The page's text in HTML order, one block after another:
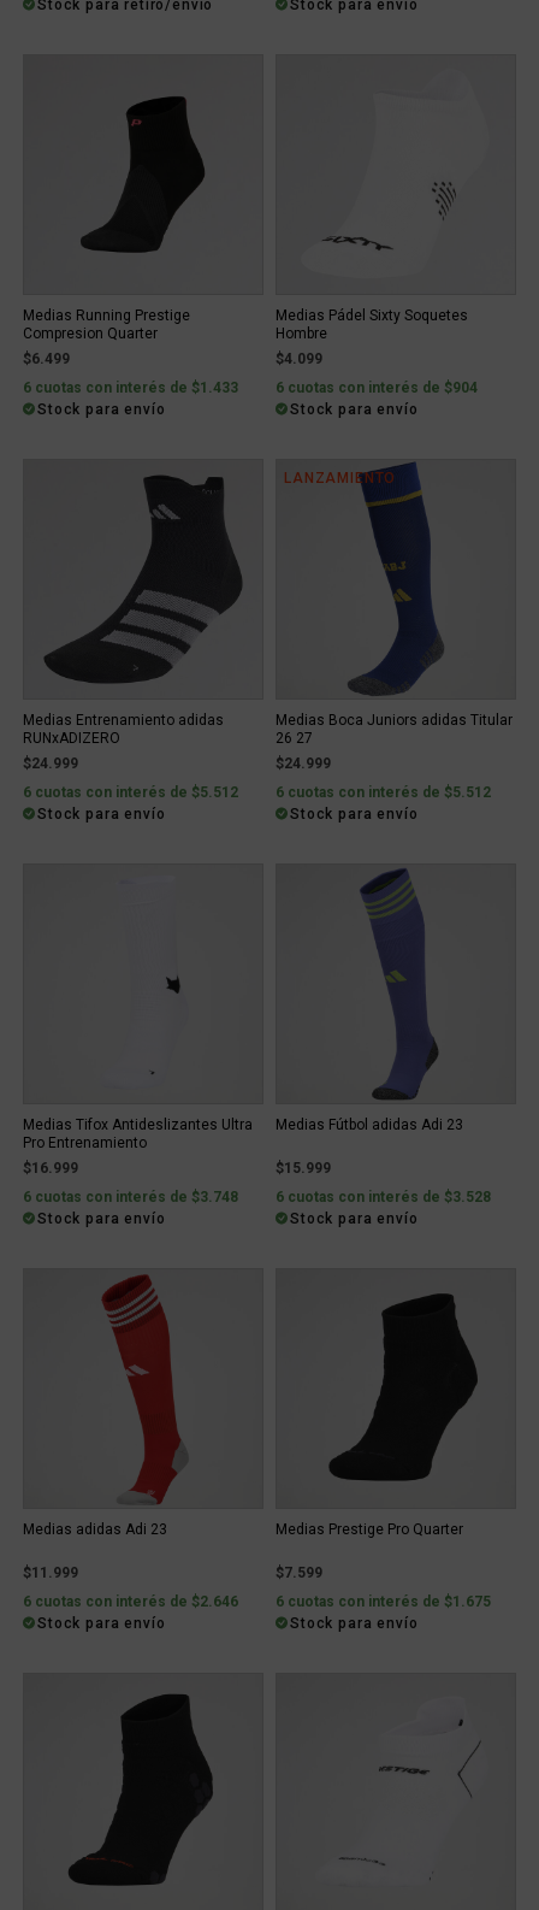
Stock para retiro/envío
Stock para envío
Medias Running Prestige
Compresion Quarter
$6.499
6 cuotas con interés de $1.433
Stock para envío
Medias Pádel Sixty Soquetes
Hombre
$4.099
6 cuotas con interés de $904
Stock para envío
Medias Entrenamiento adidas
RUNxADIZERO
$24.999
6 cuotas con interés de $5.512
Stock para envío
LANZAMIENTO
Medias Boca Juniors adidas Titular
26 27
$24.999
6 cuotas con interés de $5.512
Stock para envío
Medias Tifox Antideslizantes Ultra
Pro Entrenamiento
$16.999
6 cuotas con interés de $3.748
Stock para envío
Medias Fútbol adidas Adi 23
$15.999
6 cuotas con interés de $3.528
Stock para envío
Medias adidas Adi 23
$11.999
6 cuotas con interés de $2.646
Stock para envío
Medias Prestige Pro Quarter
$7.599
6 cuotas con interés de $1.675
Stock para envío